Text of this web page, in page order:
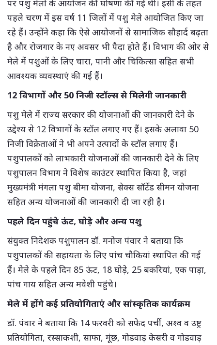
पर पशु मेलों के आयोजन की घोषणा की गई थी। इसी के तहत
पहले चरण में इस वर्ष 11 जिलों में पशु मेले आयोजित किए जा
रहे हैं। उन्होंने कहा कि ऐसे आयोजनों से सामाजिक सौहार्द बढ़ता
है और रोजगार के नए अवसर भी पैदा होते हैं। विभाग की ओर से
मेले में पशुओं के लिए चारा, पानी और चिकित्सा सहित सभी
आवश्यक व्यवस्थाएं की गई हैं।
12 विभागों और 50 निजी स्टॉल्स से मिलेगी जानकारी
पशु मेले में राज्य सरकार की योजनाओं की जानकारी देने के
उद्देश्य से 12 विभागों के स्टॉल लगाए गए हैं। इसके अलावा 50
निजी विक्रेताओं ने भी अपने उत्पादों के स्टॉल लगाए हैं।
पशुपालकों को लाभकारी योजनाओं की जानकारी देने के लिए
पशुपालन विभाग ने विशेष काउंटर स्थापित किया है, जहां
मुख्यमंत्री मंगला पशु बीमा योजना, सेक्स सॉर्टेड सीमन योजना
सहित अन्य योजनाओं की जानकारी दी जा रही है।
पहले दिन पहुंचे ऊंट, घोड़े और अन्य पशु
संयुक्त निदेशक पशुपालन डॉ. मनोज पंवार ने बताया कि
पशुपालकों की सहायता के लिए पांच चौकियां स्थापित की गई
हैं। मेले के पहले दिन 85 ऊंट, 18 घोड़े, 25 बकरियां, एक पाड़ा,
पांच गाय सहित अन्य मवेशी पहुंचे।
मेले में होंगे कई प्रतियोगिताएं और सांस्कृतिक कार्यक्रम
डॉ. पंवार ने बताया कि 14 फरवरी को सफेद पर्ची, अश्व व उष्ट्र
प्रतियोगिता, रस्साकशी, साफा, मूंछ, गोडवाड़ केसरी व गोडवाड़